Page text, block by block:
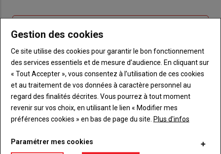
Sous-
titre
Vous n'êtes pas abonné(e)
TITRE CRÉEZ UN COMPTE
BodyChoisissez votre formule et créez votre
compte pour accéder à tout {nom-site}.
Lien Créez un compte
VOUS AIMEREZ AUSSI
Gestion des cookies
Ce site utilise des cookies pour garantir le bon fonctionnement
des services essentiels et de mesure d’audience. En cliquant sur
« Tout Accepter », vous consentez à l’utilisation de ces cookies
et au traitement de vos données à caractère personnel au
regard des finalités décrites. Vous pourrez à tout moment
revenir sur vos choix, en utilisant le lien « Modifier mes
préférences cookies » en bas de page du site. Plus d'infos
Paramétrer mes cookies